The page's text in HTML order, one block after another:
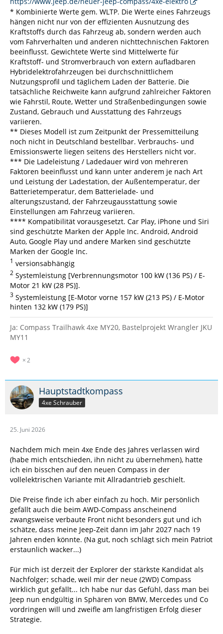
* Kombinierte Werte gem. WLTP. Die Werte eines Fahrzeugs
hängen nicht nur von der effizienten Ausnutzung des
Kraftstoffs durch das Fahrzeug ab, sondern werden auch
vom Fahrverhalten und anderen nichttechnischen Faktoren
beeinflusst. Gewichtete Werte sind Mittelwerte für
Kraftstoff- und Stromverbrauch von extern aufladbaren
Hybridelektrofahrzeugen bei durchschnittlichem
Nutzungsprofil und täglichem Laden der Batterie. Die
tatsächliche Reichweite kann aufgrund zahlreicher Faktoren
wie Fahrstil, Route, Wetter und Straßenbedingungen sowie
Zustand, Gebrauch und Ausstattung des Fahrzeugs
variieren.
** Dieses Modell ist zum Zeitpunkt der Pressemitteilung
noch nicht in Deutschland bestellbar. Verbrauchs- und
Emissionswerte liegen seitens des Herstellers nicht vor.
*** Die Ladeleistung / Ladedauer wird von mehreren
Faktoren beeinflusst und kann unter anderem je nach Art
und Leistung der Ladestation, der Außentemperatur, der
Batterietemperatur, dem Batterielade- und
alterungszustand, der Fahrzeugausstattung sowie
Einstellungen am Fahrzeug variieren.
**** Kompatibilität vorausgesetzt. Car Play, iPhone und Siri
sind geschützte Marken der Apple Inc. Android, Android
Auto, Google Play und andere Marken sind geschützte
Marken der Google Inc.
1 versionsabhängig
2 Systemleistung [Verbrennungsmotor 100 kW (136 PS) / E-
Motor 21 kW (28 PS)].
3 Systemleistung [E-Motor vorne 157 kW (213 PS) / E-Motor
hinten 132 kW (179 PS)]
Ja: Compass Trailhawk 4xe MY20, Bastelprojekt Wrangler JKU
MY11
2
Hauptstadtkompass
4xe Schrauber
25. Juni 2026
Nachdem mich mein 4xe Ende des Jahres verlassen wird
(habe mich entschieden, ihn nicht zu übernehmen), hatte
ich ein bisschen auf den neuen Compass in der
vollelektrischen Variante mit Allradantrieb geschielt.
Die Preise finde ich aber einfach zu hoch. Mir persönlich
gefällt auch die beim AWD-Compass anscheinend
zwangsweise verbaute Front nicht besonders gut und ich
schätze, dass meine Jeep-Zeit dann im Jahr 2027 nach 19
Jahren enden könnte. (Na gut, noch schlägt sich mein Patriot
erstaunlich wacker...)
Für mich ist derzeit der Explorer der stärkste Kandidat als
Nachfolger; schade, weil mir der neue (2WD) Compass
wirklich gut gefällt... Ich habe nur das Gefühl, dass man bei
Jeep nun endgültig in Sphären von BMW, Mercedes und Co
vordringen will und zweifle am langfristigen Erfolg dieser
Strategie.